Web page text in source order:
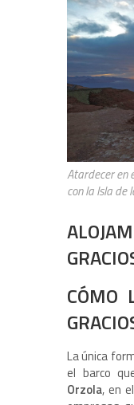
Atardecer en
con la Isla de
CÓMO
La única
el barco
Orzola, en